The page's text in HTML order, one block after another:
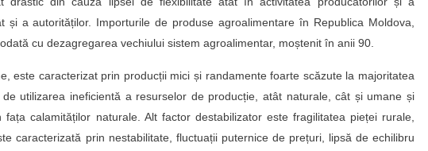
a autorităților. Importurile de produse agroalimentare în Republica Moldova,
cu dezagregarea vechiului sistem agroalimentar, moștenit în anii 90.
este caracterizat prin producții mici și randamente foarte scăzute la majoritatea
utilizarea ineficientă a resurselor de producție, atât naturale, cât și umane și
calamităților naturale. Alt factor destabilizator este fragilitatea pieței rurale,
caracterizată prin nestabilitate, fluctuații puternice de prețuri, lipsă de echilibru